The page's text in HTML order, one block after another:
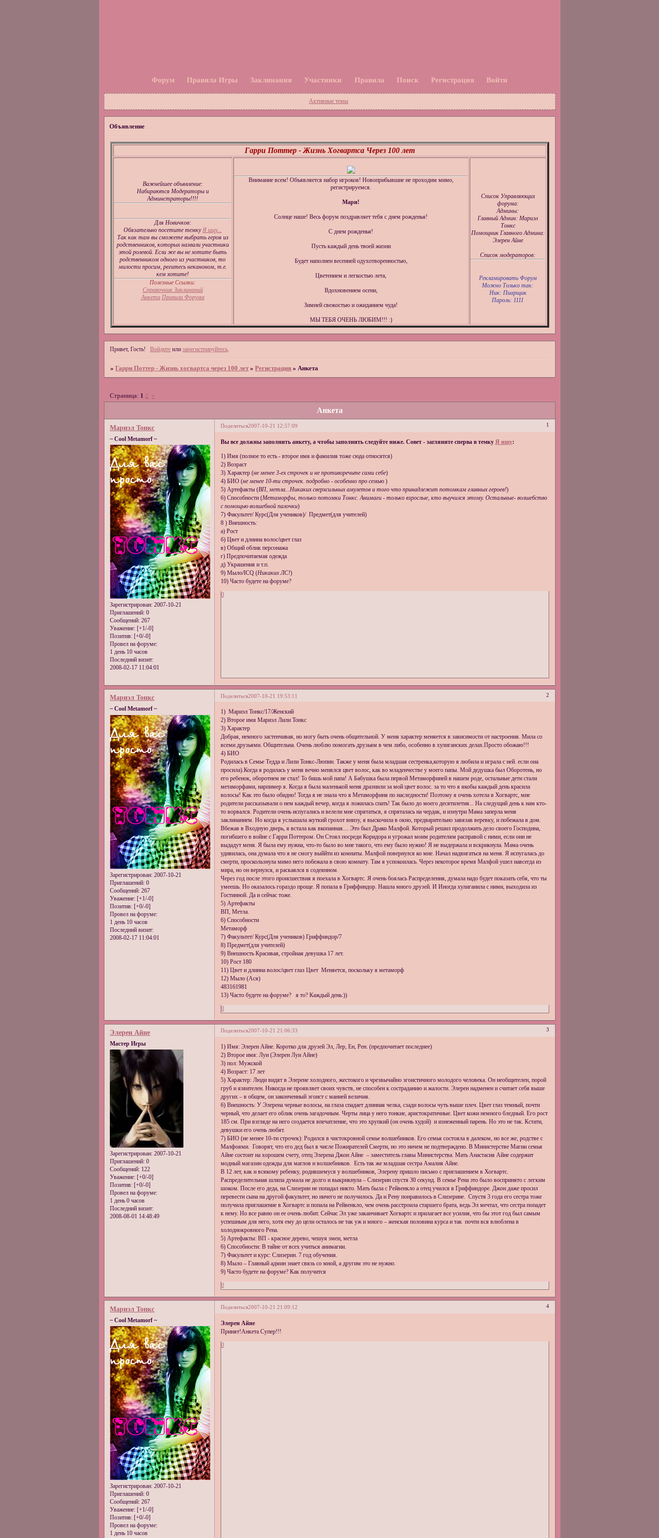
Форум Правила Игры Заклинания Участники Правила Поиск Регистрация Войти
Активные темы
Объявление
Гарри Поттер - Жизнь Хогвартса Через 100 лет
Важнейшее объявление:
Набираются Модераторы и
Админстраторы!!!!
Для Новичков:
Обязательно посетите темкуЯ ищу...
Так как там вы сможете выбрать героя из
родственников, которых назвали участники
этой ролевой. Если же вы не хотите быть
родственником одного из участников, то
милости просим, регитесь неканоном, т.е.
кем хотите!
Полезные Ссылки:
Справочник Заклинаний
Анкета Правила Форума
Внимание всем! Объявляется набор игроков! Новоприбывшие не проходим мимо,
регистрируемся.
Мари!
Солнце наше! Весь форум поздравляет тебя с днем рожденья!
С днем рожденья!
Пусть каждый день твоей жизни
Будет наполнен весенней одухотворенностью,
Цветением и легкостью лета,
Вдохновением осени,
Зимней свежостью и ожиданием чуда!
МЫ ТЕБЯ ОЧЕНЬ ЛЮБИМ!!! :)
Список Управляющих
форума:
Админы:
Главный Админ: Мариэл
Тонкс
Помощник Главного Админа:
Элерен Айне
Список модераторов:
Рекламировать Форум
Можно Только так:
Ник: Пиарщик
Пароль: 1111
Привет, Гость! Войдите илизарегистрируйтесь.
»Гарри Поттер - Жизнь хогвартса через 100 лет »Регистрация » Анкета
Анкета
Страница: 1 2 »
Поделиться 1
2007-10-21 12:57:09
Мариэл Тонкс
~ Cool Metamorf ~
Зарегистрирован: 2007-10-21
Приглашений: 0
Сообщений: 267
Уважение: [+1/-0]
Позитив: [+0/-0]
Провел на форуме:
1 день 10 часов
Последний визит:
2008-02-17 11:04:01
Вы все должны заполнить анкету, а чтобы заполнить следуйте ниже. Совет - загляните сперва в темку Я ищу:
1) Имя (полное то есть - второе имя и фамилия тоже сюда относятся)
2) Возраст
3) Характер (не менее 3-ех строчек и не противоречьте сами себе)
4) БИО (не менее 10-ти строчек. подробно - особенно про семью )
5) Артефакты (ВП, метла...Никаких сверхсильных амулетов и того что принадлежит потомкам главных героев!)
6) Способности (Метаморфы, только потомки Тонкс. Анимаги - только взрослые, кто выучился этому. Остальные- волшебство
с помощью волшебной палочки)
7) Факультет/ Курс(Для учеников)/ Предмет(для учителей)
8 ) Внешность:
а) Рост
б) Цвет и длинна волос/цвет глаз
в) Общий облик персонажа
г) Предпочитаемая одежда
д) Украшения и т.п.
9) Мыло/ICQ (Никаких ЛС!)
10) Часто будете на форуме?
0
Поделиться 2
2007-10-21 19:53:11
Мариэл Тонкс
~ Cool Metamorf ~
Зарегистрирован: 2007-10-21
Приглашений: 0
Сообщений: 267
Уважение: [+1/-0]
Позитив: [+0/-0]
Провел на форуме:
1 день 10 часов
Последний визит:
2008-02-17 11:04:01
1) Мариэл Тонкс/17/Женский
2) Второе имя Мариэл Лили Тонкс
3) Характер
Добрая, немного застенчивая, но могу быть очень общительной. У меня характер меняется в зависимости от настроения. Мила со
всеми друзьями. Общительна. Очень люблю помогать друзьям в чем либо, особенно в хулиганских делах.Просто обожаю!!!
4) БИО
Родилась в Семье Тедда и Лили Тонкс-Люпин. Также у меня была младшая сестренка,которую я любила и играла с ней. если она
просила).Когда я родилась у меня вечно менялся цвет волос, как во младенчестве у моего папы. Мой дедушка был Оборотень, но
его ребенок, оборотнем не стал! То бишь мой папа! А Бабушка была первой Метаморфиней в нашем роде, остальные дети стали
метаморфами, нарпимер я. Когда я была маленькой меня дразнили за мой цвет волос. за то что я якобы каждый день красила
волосы! Как это было обидно! Тогда я не знала что я Метаморфиня по наследности! Поэтому я очень хотела в Хогвартс, мне
родители рассказывали о нем каждый вечер, когда я ложилась спать! Так было до моего десятилетия... На следущий день к нам кто-
то ворвался. Родители очень испугались и велели мне спрятаться, я спряталась на чердак, и изнутри Мама заперла меня
заклинанием. Но когда я услышала жуткий грохот внизу, я выскочила в окно, предварительно завязав веревку, и побежала в дом.
Вбежав в Входную дверь, я встала как вкопанная.... Это был Драко Малфой. Который решил продолжить дело своего Господина,
погибшего в войне с Гарри Поттером. Он Стоял посреди Коридора и угрожал моим родителям расправой с ними, если они не
выдадут меня. Я была ему нужна, что-то было во мне такого, что ему было нужно! Я не выдержала и вскрикнула. Мама очень
удивилась, она думала что я не смогу выййти из комнаты. Малфой повернулся ко мне. Начал надвигаться на меня. Я испугалась до
смерти, проскользнула мимо него побежала в свою комнату. Там я успокоилась. Через некоторое время Малфой ушел навсегда из
мира, но он вернулся, и раскаялся в содеянном.
Через год после этого происшествия я поехала в Хогвартс. Я очень боялась Распределения, думала надо будет показать себя, что ты
умеешь. Но оказалось гораздо проще. Я попала в Гриффиндор. Нашла много друзей. И Иногда хулиганила с ними, выходила из
Гостинной. Да и сейчас тоже.
5) Артефакты
ВП, Метла.
6) Способности
Метаморф
7) Факультет/ Курс(Для учеников) Гриффиндор/7
8) Предмет(для учителей)
9) Внешность Красивая, стройная девушка 17 лет.
10) Рост 180
11) Цвет и длинна волос/цвет глаз Цвет Меняется, поскольку я метаморф
12) Мыло (Ася)
483161981
13) Часто будете на форуме? я то? Каждый день:))
0
Поделиться 3
2007-10-21 21:06:33
Элерен Айне
Мастер Игры
Зарегистрирован: 2007-10-21
Приглашений: 0
Сообщений: 122
Уважение: [+0/-0]
Позитив: [+0/-0]
Провел на форуме:
1 день 0 часов
Последний визит:
2008-08-01 14:48:49
1) Имя: Элерен Айне. Коротко для друзей Эл, Лер, Ен, Рен. (предпочитает последнее)
2) Второе имя: Луи (Элерен Луи Айне)
3) пол: Мужской
4) Возраст: 17 лет
5) Характер: Люди видят в Элерене холодного, жестокого и чрезвычайно эгоистичного молодого человека. Он необщителен, порой
груб и язвителен. Никогда не проявляет своих чувств, не способен к состраданию и жалости. Элерен надменен и считает себя выше
других – в общем, он законченный эгоист с манией величия.
6) Внешность: У Элерена черные волосы, на глаза спадает длинная челка, сзади волосы чуть выше плеч. Цвет глаз темный, почти
черный, что делает его облик очень загадочным. Черты лица у него тонкие, аристократичные. Цвет кожи немного бледный. Его рост
185 см. При взгляде на него создается впечатление, что это хрупкий (он очень худой) и изнеженный парень. Но это не так. Кстати,
девушки его очень любят.
7) БИО (не менее 10-ти строчек): Родился в чистокровной семье волшебников. Его семья состояла в далеком, но все же, родстве с
Малфоями. Говорят, что его дед был в числе Пожирателей Смерти, но это ничем не подтверждено. В Министерстве Магии семья
Айне состоит на хорошем счету, отец Элерена Джон Айне – заместитель главы Министерства. Мать Анастасия Айне содержит
модный магазин одежды для маглов и волшебников. Есть так же младшая сестра Амалия Айне.
В 12 лет, как и всякому ребенку, родившемуся у волшебников, Элерену пришло письмо с приглашением в Хогвартс.
Распределительная шляпа думала не долго и выкрикнула – Слизерин спустя 30 секунд. В семье Рена это было воспринято с легким
шоком. После его деда, на Слизерин не попадал никто. Мать была с Рейвенкло а отец учился в Гриффиндоре. Джон даже просил
перевести сына на другой факультет, но ничего не получилось. Да и Рену понравилось в Слизерине. Спустя 3 года его сестра тоже
получила приглашение в Хогвартс и попала на Рейвенкло, чем очень расстроила старшего брата, ведь Эл мечтал, что сестра попадет
к нему. Но все равно он ее очень любит. Сейчас Эл уже заканчивает Хогвартс и прилагает все усилия, что бы этот год был самым
успешным для него, хотя ему до цели осталось не так уж и много – женская половина курса и так почти вся влюблена в
холоднокровного Рена.
5) Артефакты: ВП - красное дерево, чешуя змеи, метла
6) Способности: В тайне от всех учиться анимагии.
7) Факультет и курс: Слизерин. 7 год обучения.
8) Мыло – Главный админ знает связь со мной, а другим это не нужно.
9) Часто будете на форуме? Как получится
0
Поделиться 4
2007-10-21 21:09:12
Мариэл Тонкс
~ Cool Metamorf ~
Зарегистрирован: 2007-10-21
Приглашений: 0
Сообщений: 267
Уважение: [+1/-0]
Позитив: [+0/-0]
Провел на форуме:
1 день 10 часов
Элерен Айне
Принят!Анкета Супер!!!
0